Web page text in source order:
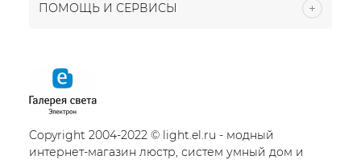
ПОМОЩЬ И СЕРВИСЫ
Copyright 2004-2022 © light.el.ru - модный
интернет-магазин люстр, систем умный дом и